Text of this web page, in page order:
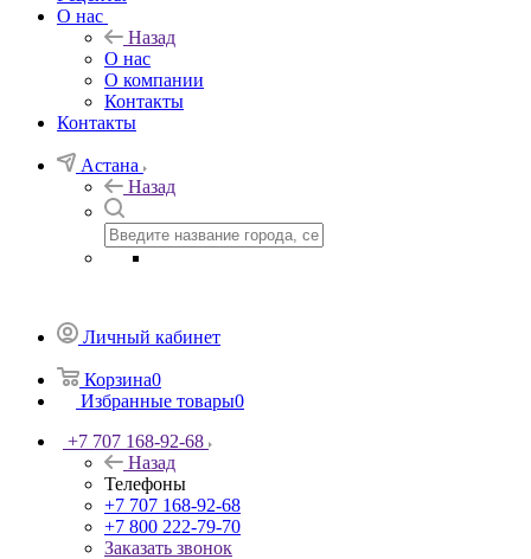
О нас
Назад
О нас
О компании
Контакты
Контакты
Астана
Назад
Личный кабинет
Корзина0
Избранные товары0
+7 707 168-92-68
Назад
Телефоны
+7 707 168-92-68
+7 800 222-79-70
Заказать звонок